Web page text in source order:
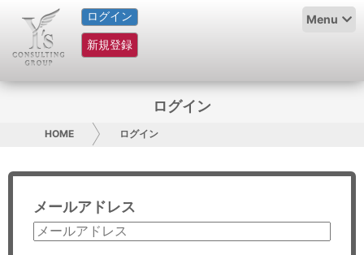
ログイン
新規登録
Menu
HOME
サービス紹介
グループ概要
採用情報
お問い合わせ
ログイン
HOME ログイン
メールアドレス